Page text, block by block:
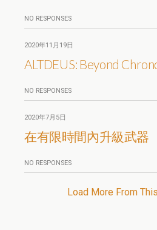
NO RESPONSES
2020年11月19日
ALTDEUS: Beyond
NO RESPONSES
2020年7月5日
在有限時間內升級武器
NO RESPONSES
Load More From